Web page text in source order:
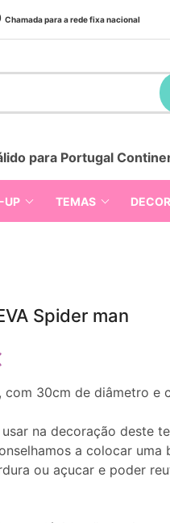
Chamada para a rede fixa nacional
para Portugal
UP TEMAS
Spider man
com 30cm de diâmetro
na decoração deste
a colocar
ou açucar e poder